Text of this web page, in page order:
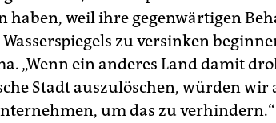
haben, weil ihre gegenwärtigen
zu versinken
„Wenn ein anderes Land damit
Stadt auszulöschen, würden wir
um das zu verhindern.“